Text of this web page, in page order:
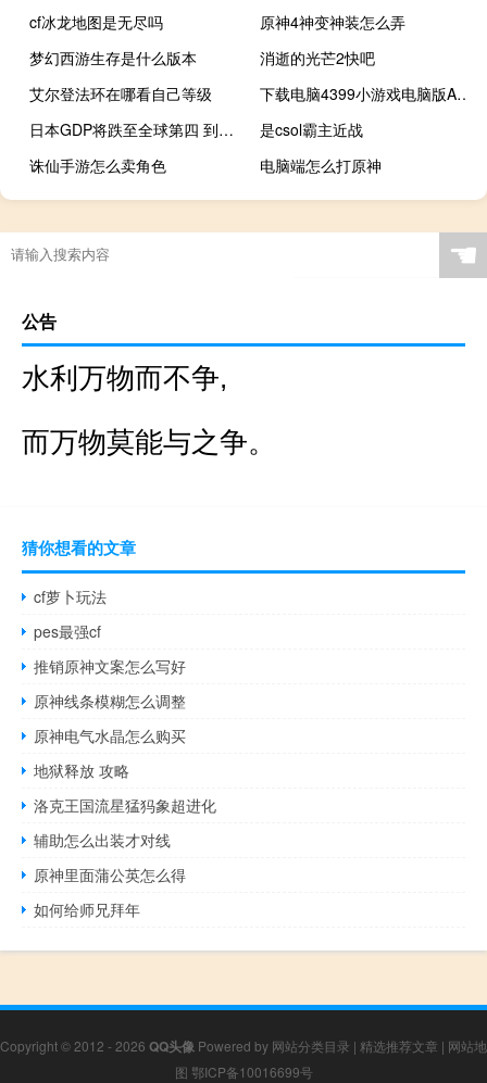
cf冰龙地图是无尽吗
原神4神变神装怎么弄
梦幻西游生存是什么版本
消逝的光芒2快吧
艾尔登法环在哪看自己等级
下载电脑4399小游戏电脑版App
日本GDP将跌至全球第四 到底什么情况呢
是csol霸主近战
诛仙手游怎么卖角色
电脑端怎么打原神
☚
公告
水利万物而不争,
而万物莫能与之争。
猜你想看的文章
cf萝卜玩法
pes最强cf
推销原神文案怎么写好
原神线条模糊怎么调整
原神电气水晶怎么购买
地狱释放 攻略
洛克王国流星猛犸象超进化
辅助怎么出装才对线
原神里面蒲公英怎么得
如何给师兄拜年
Copyright © 2012 - 2026 QQ头像 Powered by 网站分类目录 | 精选推荐文章 | 网站地
图 鄂ICP备10016699号